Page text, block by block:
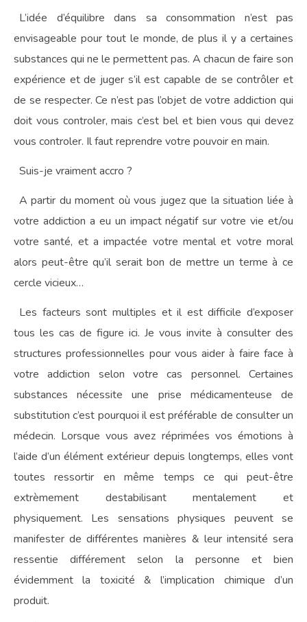
L’idée d’équilibre dans sa consommation n’est pas
envisageable pour tout le monde, de plus il y a certaines
substances qui ne le permettent pas. A chacun de faire son
expérience et de juger s’il est capable de se contrôler et
de se respecter. Ce n’est pas l’objet de votre addiction qui
doit vous controler, mais c’est bel et bien vous qui devez
vous controler. Il faut reprendre votre pouvoir en main.
Suis-je vraiment accro ?
A partir du moment où vous jugez que la situation liée à
votre addiction a eu un impact négatif sur votre vie et/ou
votre santé, et a impactée votre mental et votre moral
alors peut-être qu’il serait bon de mettre un terme à ce
cercle vicieux…
Les facteurs sont multiples et il est difficile d’exposer
tous les cas de figure ici. Je vous invite à consulter des
structures professionnelles pour vous aider à faire face à
votre addiction selon votre cas personnel. Certaines
substances nécessite une prise médicamenteuse de
substitution c’est pourquoi il est préférable de consulter un
médecin. Lorsque vous avez réprimées vos émotions à
l’aide d’un élément extérieur depuis longtemps, elles vont
toutes ressortir en même temps ce qui peut-être
extrèmement destabilisant mentalement et
physiquement. Les sensations physiques peuvent se
manifester de différentes manières & leur intensité sera
ressentie différement selon la personne et bien
évidemment la toxicité & l’implication chimique d’un
produit.